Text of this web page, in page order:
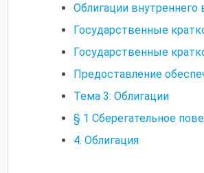
Облигации внутреннего
Государственные
Государственные
Предоставление
Тема 3: Облигации
§ 1 Сберегательное
4. Облигация